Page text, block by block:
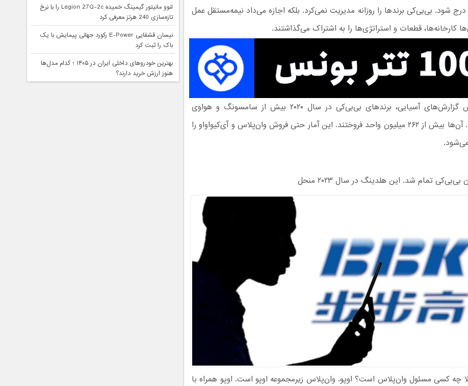
شود. بی‌بی‌کی برندها را روزانه مدیریت نمی‌کرد. بلکه اجازه می‌داد نیمه‌مستقل عمل
کارخانه‌ها، قطعات و استراتژی‌ها را به اشتراک می‌گذاشتند.
بر اساس گزارش‌های آسیایی، برندهای بی‌بی‌کی در سال ۲۰۲۰ بیش از سامسونگ و هواوی
فروختند. آن‌ها بیش از ۲۶۲ میلیون واحد فروختند. این آمار حتی فروش وان‌پلاس و آی‌کیواواو را
بی‌بی‌کی تمام شد. این هلدینگ در سال ۲۰۲۳ منحل
چه کسی مسئول وان‌پلاس است؟ اوپو. وان‌پلاس زیرمجموعه اوپو است. اوپو همراه با
لنوو مانیتور گیمینگ خمیده Legion 27Q-2c را با نرخ
تازه‌سازی 240 هرتز معرفی کرد
نیسان قشقایی E-Power رکورد جهانی پیمایش با یک
باک را ثبت کرد
بهترین خودروهای داخلی ایران در ۱۴۰۵ ؛ کدام مدل‌ها
هنوز ارزش خرید دارند؟